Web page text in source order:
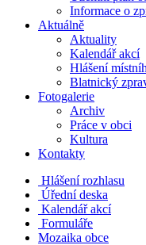
Informace o
Aktuálně
Aktuality
Kalendář akcí
Hlášení
Blatnický
Fotogalerie
Archiv
Práce v obci
Kultura
Kontakty
Hlášení rozhlasu
Úřední deska
Kalendář akcí
Formuláře
Mozaika obce